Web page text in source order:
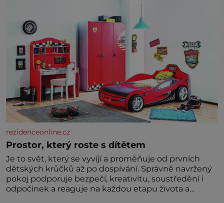
rezidenceonline.cz
Prostor, který roste s dítětem
Je to svět, který se vyvíjí a proměňuje od prvních
dětských krůčků až po dospívání. Správně navržený
pokoj podporuje bezpečí, kreativitu, soustředění i
odpočinek a reaguje na každou etapu života a